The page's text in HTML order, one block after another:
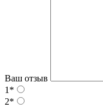
Ваш отзыв
1*
2*